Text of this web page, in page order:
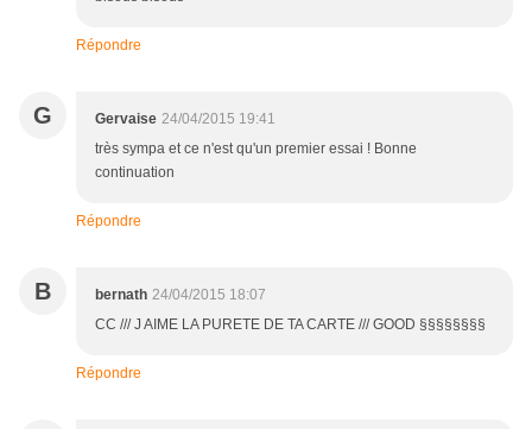
Répondre
G Gervaise 24/04/2015 19:41
très sympa et ce n'est qu'un premier essai ! Bonne
continuation
Répondre
B bernath 24/04/2015 18:07
CC /// J AIME LA PURETE DE TA CARTE /// GOOD §§§§§§§§
Répondre